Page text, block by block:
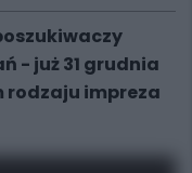
- już 31 grudnia
rodzaju impreza